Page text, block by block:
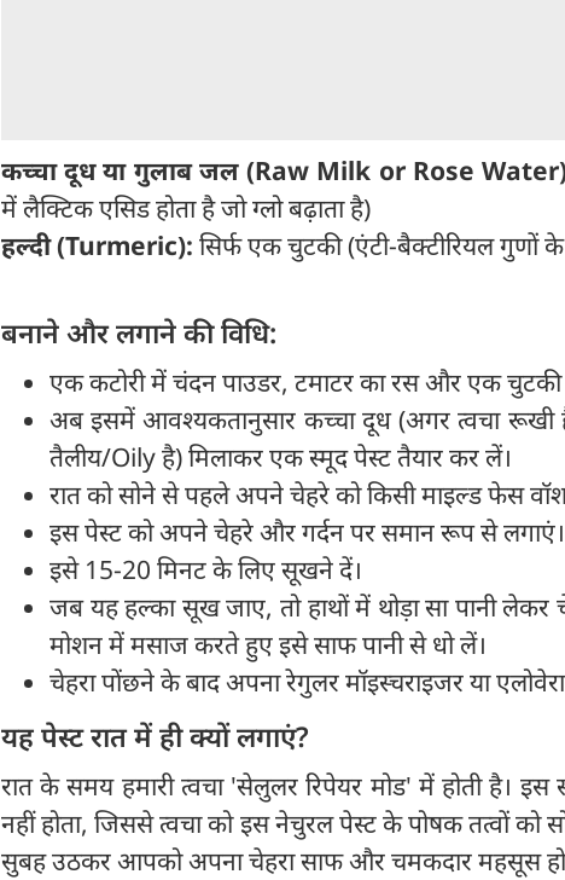
कच्चा दूध या गुलाब जल (Raw Milk or Rose
में लैक्टिक एसिड होता है जो ग्लो बढ़ाता है)
हल्दी (Turmeric): सिर्फ एक चुटकी (एंटी-बैक्टीरियल गुणों
बनाने और लगाने की विधि:
एक कटोरी में चंदन पाउडर, टमाटर का रस और एक चुटकी
अब इसमें आवश्यकतानुसार कच्चा दूध (अगर त्वचा रूखी
तैलीय/Oily है) मिलाकर एक स्मूद पेस्ट तैयार कर लें।
रात को सोने से पहले अपने चेहरे को किसी माइल्ड फेस
इस पेस्ट को अपने चेहरे और गर्दन पर समान रूप से लगाएं।
इसे 15-20 मिनट के लिए सूखने दें।
जब यह हल्का सूख जाए, तो हाथों में थोड़ा सा पानी लेकर
मोशन में मसाज करते हुए इसे साफ पानी से धो लें।
चेहरा पोंछने के बाद अपना रेगुलर मॉइस्चराइजर या
यह पेस्ट रात में ही क्यों लगाएं?
रात के समय हमारी त्वचा 'सेलुलर रिपेयर मोड' में होती है। इस
नहीं होता, जिससे त्वचा को इस नेचुरल पेस्ट के पोषक तत्वों को
सुबह उठकर आपको अपना चेहरा साफ और चमकदार महसूस